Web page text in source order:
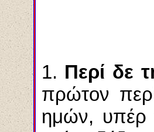
1. Περί δε
πρώτον
ημών, υπέρ